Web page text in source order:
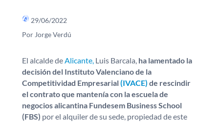
29/06/2022
Por Jorge Verdú
El alcalde de Alicante, Luis Barcala, ha lamentado la
decisión del Instituto Valenciano de la
Competitividad Empresarial(IVACE) de rescindir
el contrato que mantenía con la escuela de
negocios alicantina Fundesem Business School
(FBS) por el alquiler de su sede, propiedad de este